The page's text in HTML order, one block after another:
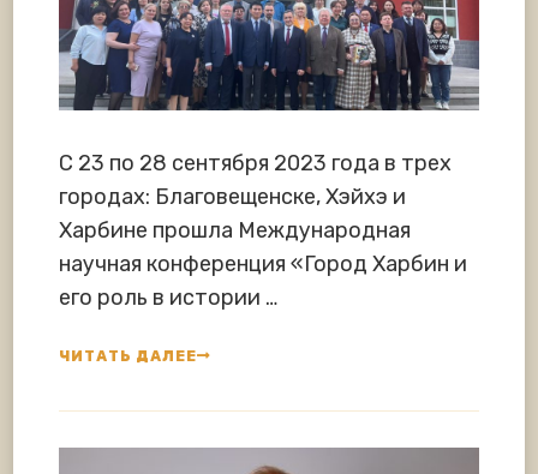
С 23 по 28 сентября 2023 года в трех
городах: Благовещенске, Хэйхэ и
Харбине прошла Международная
научная конференция «Город Харбин и
его роль в истории …
ЧИТАТЬ ДАЛЕЕ